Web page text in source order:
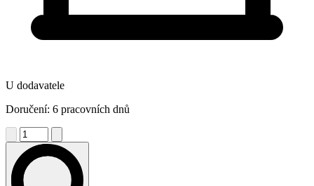
U dodavatele
Doručení: 6 pracovních dnů